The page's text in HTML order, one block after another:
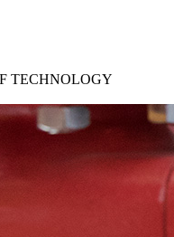
TECHNOLOGY